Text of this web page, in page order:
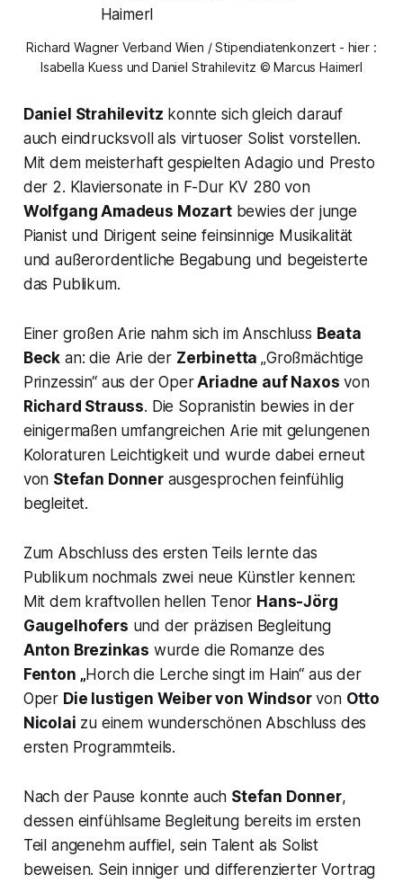
Richard Wagner Verband Wien / Stipendiatenkonzert - hier :
Isabella Kuess und Daniel Strahilevitz © Marcus Haimerl
Daniel Strahilevitz konnte sich gleich darauf
auch eindrucksvoll als virtuoser Solist vorstellen.
Mit dem meisterhaft gespielten Adagio und Presto
der 2. Klaviersonate in F-Dur KV 280 von
Wolfgang Amadeus Mozartbewies der junge
Pianist und Dirigent seine feinsinnige Musikalität
und außerordentliche Begabung und begeisterte
das Publikum.
Einer großen Arie nahm sich im Anschluss Beata
Beck an: die Arie der Zerbinetta„Großmächtige
Prinzessin“aus der OperAriadne auf Naxos von
Richard Strauss. Die Sopranistin bewies in der
einigermaßen umfangreichen Arie mit gelungenen
Koloraturen Leichtigkeit und wurde dabei erneut
von Stefan Donnerausgesprochen feinfühlig
begleitet.
Zum Abschluss des ersten Teils lernte das
Publikum nochmals zwei neue Künstler kennen:
Mit dem kraftvollen hellen Tenor Hans-Jörg
Gaugelhofers und der präzisen Begleitung
Anton Brezinkas wurde die Romanze des
Fenton „Horch die Lerche singt im Hain“ aus der
Oper Die lustigen Weiber von Windsorvon Otto
Nicolai zu einem wunderschönen Abschluss des
ersten Programmteils.
Nach der Pause konnte auch Stefan Donner,
dessen einfühlsame Begleitung bereits im ersten
Teil angenehm auffiel, sein Talent als Solist
beweisen. Sein inniger und differenzierter Vortrag